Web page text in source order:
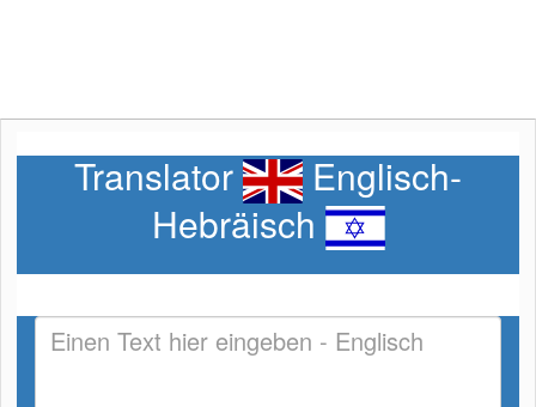
Translator
Englisch-
Hebräisch